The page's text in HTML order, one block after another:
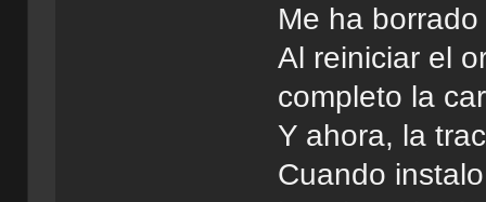
Me ha
Al reiniciar el
completo la
Y ahora, la
Cuando